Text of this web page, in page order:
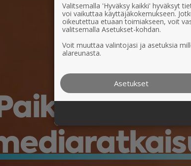
Valitsemalla 'Hyväksy kaikki' hyväksyt
voi vaikuttaa käyttäjäkokemukseen.
oikeutettua etuaan toimiakseen, voit
valitsemalla Asetukset-kohdan.
Voit muuttaa valintojasi ja asetuksia
alareunasta.
Asetukset